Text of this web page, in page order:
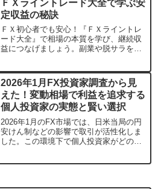
なる特典も。資産形成と旅の楽しみを両
立できる、新しい投資スタイルを提案し
ます。
ＦＸライントレード大全で学ぶ安
定収益の秘訣
ＦＸ初心者でも安心！『ＦＸライントレ
ード大全』で相場の本質を学び、継続収
益につなげましょう。副業や脱サラを目
2026年1月FX投資家調査から見
えた！変動相場で利益を追求する
個人投資家の実態と賢い選択
2026年1月のFX市場では、日米当局の円
安けん制などの影響で取引が活性化しま
した。この環境下で個人投資家がどのよ